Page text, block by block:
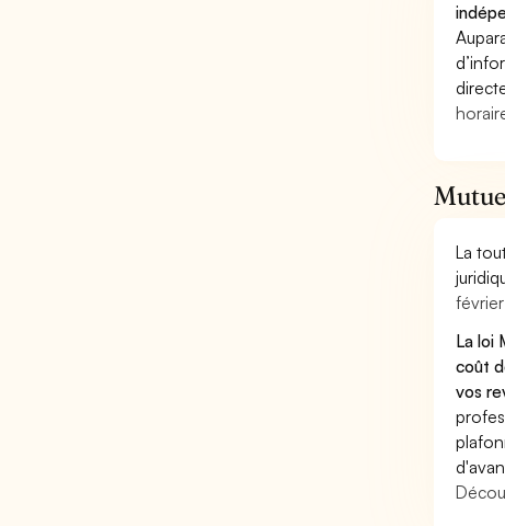
La
La loi
coût
vos